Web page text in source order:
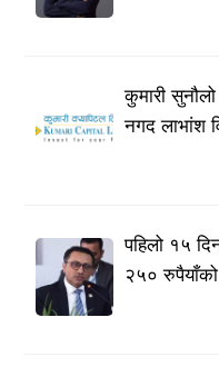
कुमारी
नगद लाभांश
पहिलो १५
२५०